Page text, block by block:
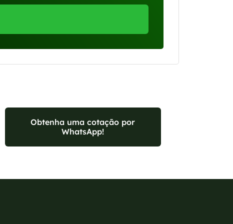
Obtenha uma cotação por
WhatsApp!